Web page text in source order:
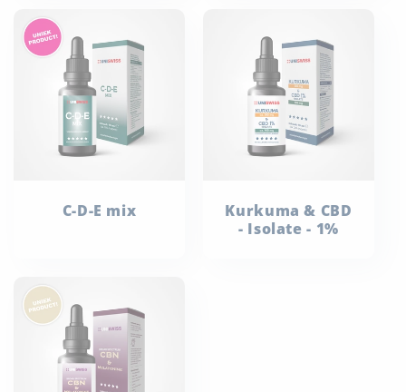
C-D-E mix
Kurkuma & CBD
- Isolate - 1%